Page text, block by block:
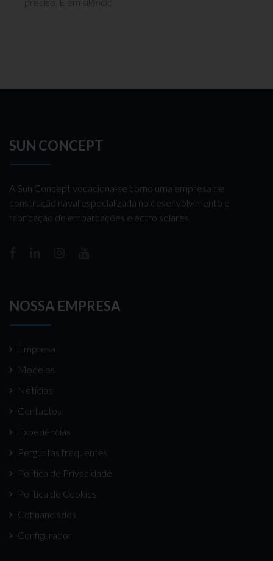
SUN CONCEPT
A Sun Concept vocaciona-se como uma empresa de
construção naval especializada no desenvolvimento e
fabricação de embarcações electro solares,
NOSSA EMPRESA
Empresa
Modelos
Notícias
Contactos
Experiências
Perguntas frequentes
Politica de Privacidade
Politica de Cookies
Cofinanciados
Configurador